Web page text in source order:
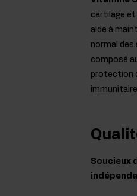
cartilage et
aide à
normal
composé
protection
Soucieux